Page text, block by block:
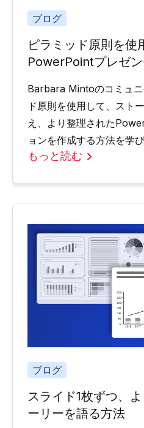
ブログ
ピラミッド原則を使
PowerPointプレゼ
Barbara Mintoのコミュ
ド原則を使用して、スト
え、より整理された
ョンを作成する方法を学び
もっと読む
ブログ
スライド1枚ずつ、
ーリーを語る方法